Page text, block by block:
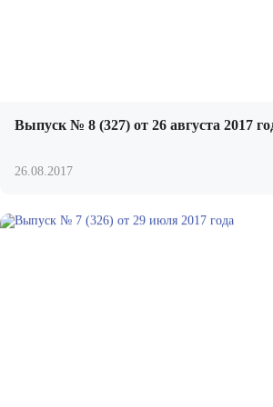
Выпуск № 8 (327) от 26 августа 2017
26.08.2017